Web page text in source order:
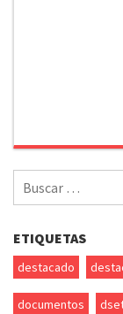
Buscar
por:
ETIQUETAS
destacado
documentos